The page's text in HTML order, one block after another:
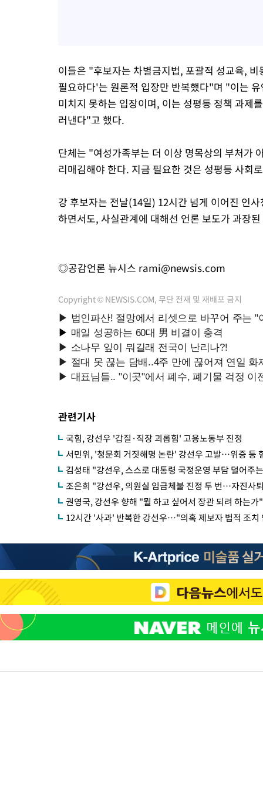
이들은 "후보자는 차별금지법, 포괄적 성교육,
필요하다'는 원론적 입장만 반복했다"며 "이는
미치지 못하는 입장이며, 이는 성평등 정책 과제
러낸다"고 했다.
단체는 "여성가족부는 더 이상 명목상의 부처가
리매김해야 한다. 지금 필요한 것은 성평등 사회
강 후보자는 전날(14일) 12시간 넘게 이어진 인
하면서도, 사실관계에 대해선 언론 보도가 과장
◎공감언론 뉴시스 rami@newsis.com
Copyright © NEWSIS.COM, 무단 전재 및 재배포 금지
관련기사
국힘, 강선우 '갑질·직장 괴롭힘' 고용노동부 진정
서민위, '청문회 거짓해명 논란' 강선우 고발…위증 등
김성태 "강선우, 스스로 대통령 국정운영 부담 덜어주
조은희 "강선우, 의원실 임금체불 진정 두 번…자진사
권영국, 강선우 향해 "뭘 하고 싶어서 장관 되려 하는가"
12시간 '사과' 반복한 강선우…"의혹 제보자 법적 조치